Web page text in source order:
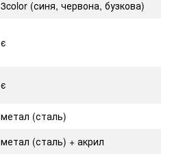
3color (синя, червона, бузкова)
є
є
метал (сталь)
метал (сталь) + акрил